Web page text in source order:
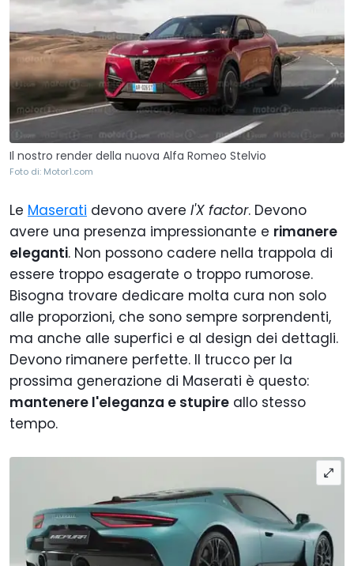
Il nostro render della nuova Alfa Romeo Stelvio
Foto di: Motor1.com
Le Maserati devono avere l'X factor. Devono
avere una presenza impressionante e rimanere
eleganti. Non possono cadere nella trappola di
essere troppo esagerate o troppo rumorose.
Bisogna trovare dedicare molta cura non solo
alle proporzioni, che sono sempre sorprendenti,
ma anche alle superfici e al design dei dettagli.
Devono rimanere perfette. Il trucco per la
prossima generazione di Maserati è questo:
mantenere l'eleganza e stupire allo stesso
tempo.